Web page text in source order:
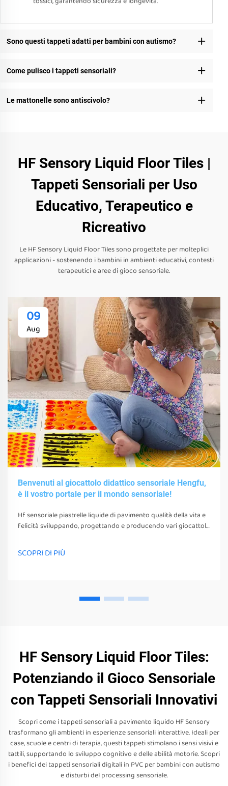
Sono questi tappeti adatti per bambini con autismo?
Come pulisco i tappeti sensoriali?
Le mattonelle sono antiscivolo?
HF Sensory Liquid Floor Tiles |
Tappeti Sensoriali per Uso
Educativo, Terapeutico e
Ricreativo
Le HF Sensory Liquid Floor Tiles sono progettate per molteplici
applicazioni - sostenendo i bambini in ambienti educativi, contesti
terapeutici e aree di gioco sensoriale.
09
Aug
Benvenuti al giocattolo didattico sensoriale Hengfu,
è il vostro portale per il mondo sensoriale!
Hf sensoriale piastrelle liquide di pavimento qualità della vita e
felicità sviluppando, progettando e producendo vari giocattoli
e attrezzature non possono solo stimolare i loro sensi
SCOPRI DI PIÙ
HF Sensory Liquid Floor Tiles:
Potenziando il Gioco Sensoriale
con Tappeti Sensoriali Innovativi
Scopri come i tappeti sensoriali a pavimento liquido HF Sensory
trasformano gli ambienti in esperienze sensoriali interattive. Ideali per
case, scuole e centri di terapia, questi tappeti stimolano i sensi visivi e
tattili, supportando lo sviluppo cognitivo e delle abilità motorie. Scopri
i benefici dei tappeti sensoriali digitali in PVC per bambini con autismo
e disturbi del processing sensoriale.